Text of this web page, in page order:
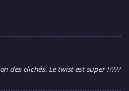
des clichés. Le twist est super !????